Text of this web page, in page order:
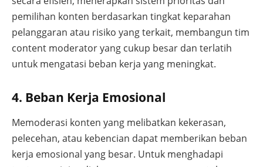
pemilihan konten berdasarkan tingkat keparahan
pelanggaran atau risiko yang terkait, membangun tim
content moderator yang cukup besar dan terlatih
untuk mengatasi beban kerja yang meningkat.
4. Beban Kerja Emosional
Memoderasi konten yang melibatkan kekerasan,
pelecehan, atau kebencian dapat memberikan beban
kerja emosional yang besar. Untuk menghadapi